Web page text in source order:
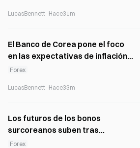
LucasBennett · Hace31m
El Banco de Corea pone el foco
en las expectativas de inflación
en medio del auge de las
semiconductores
Forex
LucasBennett · Hace33m
Los futuros de los bonos
surcoreanos suben tras
conocerse el inesperado
Forex